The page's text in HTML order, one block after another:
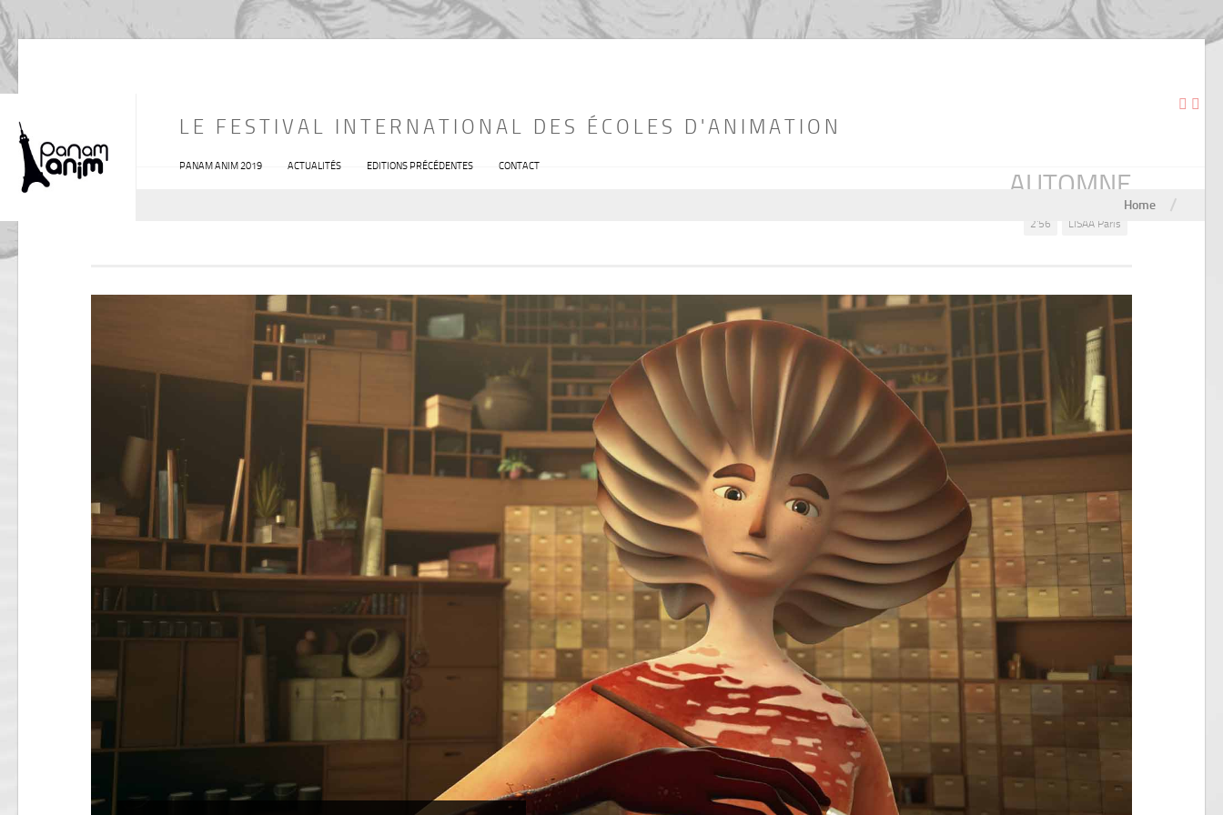
LE FESTIVAL INTERNATIONAL DES ÉCOLES D'ANIMATION
PANAM ANIM 2019 ACTUALITÉS EDITIONS PRÉCÉDENTES CONTACT
Home /
AUTOMNE
2'56 LISAA Paris